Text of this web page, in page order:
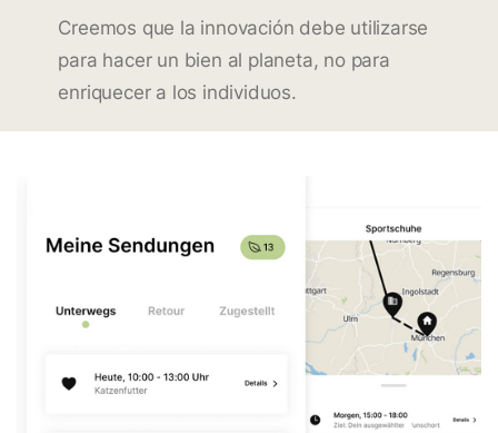
Creemos que la innovación debe utilizarse
para hacer un bien al planeta, no para
enriquecer a los individuos.